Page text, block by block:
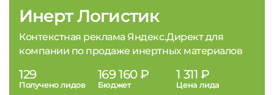
Инерт Логистик
Контекстная реклама Яндекс.Директ для
компании по продаже инертных материалов
129
Получено лидов
169 160 ₽
Бюджет
1 311 ₽
Цена лида